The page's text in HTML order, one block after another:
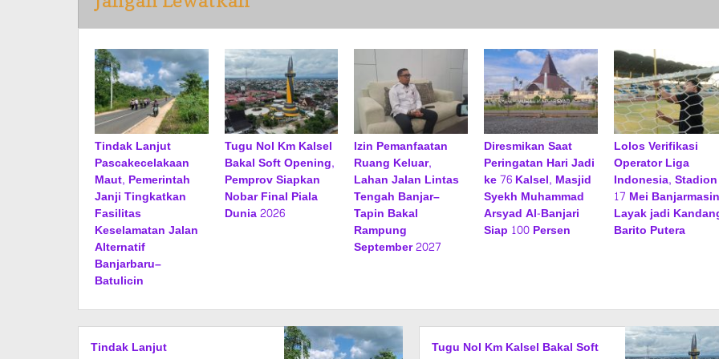
Tindak Lanjut
Pascakecelakaan
Maut, Pemerintah
Janji Tingkatkan
Fasilitas
Keselamatan Jalan
Alternatif
Banjarbaru–
Batulicin
Tugu Nol Km Kalsel
Bakal Soft Opening,
Pemprov Siapkan
Nobar Final Piala
Dunia 2026
Izin Pemanfaatan
Ruang Keluar,
Lahan Jalan Lintas
Tengah Banjar–
Tapin Bakal
Rampung
September 2027
Diresmikan Saat
Peringatan Hari Jadi
ke 76 Kalsel, Masjid
Syekh Muhammad
Arsyad Al-Banjari
Siap 100 Persen
Lolos Verifikasi
Operator Liga
Indonesia, Stadion
17 Mei Banjarmasin
Layak jadi
Barito Putera
Tindak Lanjut
Tugu Nol Km Kalsel Bakal Soft